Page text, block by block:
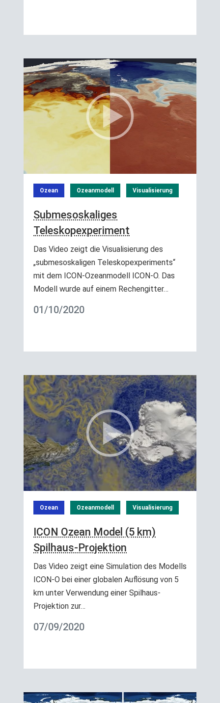
Ozean Ozeanmodell Visualisierung
Submesoskaliges
Teleskopexperiment
Das Video zeigt die Visualisierung des
„submesoskaligen Teleskopexperiments“
mit dem ICON-Ozeanmodell ICON-O. Das
Modell wurde auf einem Rechengitter…
01/10/2020
Ozean Ozeanmodell Visualisierung
ICON Ozean Model (5 km)
Spilhaus-Projektion
Das Video zeigt eine Simulation des Modells
ICON-O bei einer globalen Auflösung von 5
km unter Verwendung einer Spilhaus-
Projektion zur…
07/09/2020